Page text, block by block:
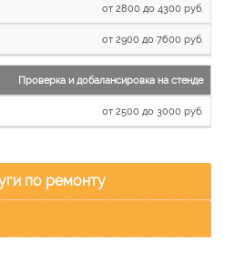
от 2800 до 4300 руб.
от 2900 до 7600 руб.
Проверка и добалансировка на стенде
от 2500 до 3000 руб.
по ремонту